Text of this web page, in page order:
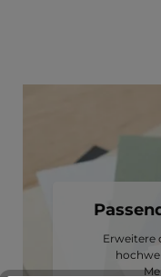
Erweitere